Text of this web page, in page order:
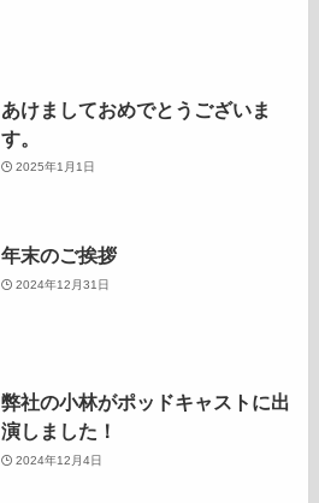
あけましておめでとうございま
す。
2025年1月1日
年末のご挨拶
2024年12月31日
弊社の小林がポッドキャストに出
演しました！
2024年12月4日